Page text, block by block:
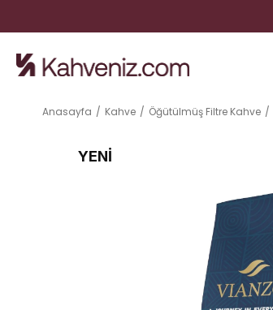
Anasayfa Kahve Öğütülmüş Filtre Kahve
YENI